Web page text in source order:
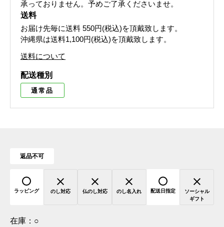
承っておりません。予めご了承くださいませ。
送料
お届け先毎に送料 550円(税込)を頂戴致します。
沖縄県は送料1,100円(税込)を頂戴致します。
送料について
配送種別
通常品
返品不可
ラッピング のし対応 仏のし対応 のし名入れ 配送日指定
ソーシャル
ギフト
在庫： ○